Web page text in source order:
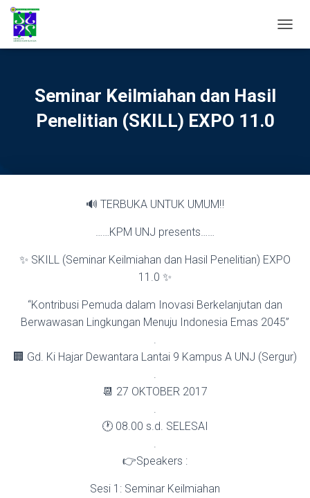
Seminar Keilmiahan dan Hasil
Penelitian (SKILL) EXPO 11.0
🔊 TERBUKA UNTUK UMUM‼
……KPM UNJ presents……
✨ SKILL (Seminar Keilmiahan dan Hasil Penelitian) EXPO
11.0 ✨
“Kontribusi Pemuda dalam Inovasi Berkelanjutan dan
Berwawasan Lingkungan Menuju Indonesia Emas 2045”
.
🏢 Gd. Ki Hajar Dewantara Lantai 9 Kampus A UNJ (Sergur)
.
📆 27 OKTOBER 2017
.
🕐 08.00 s.d. SELESAI
.
👉Speakers :
Sesi 1: Seminar Keilmiahan